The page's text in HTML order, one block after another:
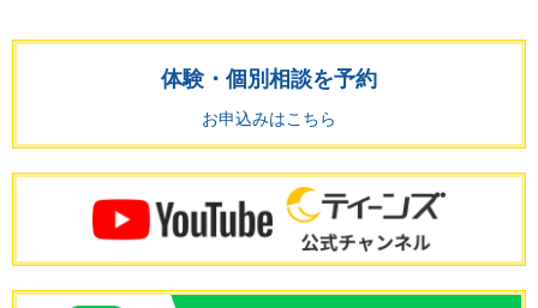
体験・個別相談を予約
お申込みはこちら